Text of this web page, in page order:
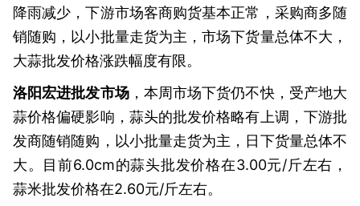
降雨减少，下游市场客商购货基本正常，采购商多随
销随购，以小批量走货为主，市场下货量总体不大，
大蒜批发价格涨跌幅度有限。
洛阳宏进批发市场，本周市场下货仍不快，受产地大
蒜价格偏硬影响，蒜头的批发价格略有上调，下游批
发商随销随购，以小批量走货为主，日下货量总体不
大。目前6.0cm的蒜头批发价格在3.00元/斤左右，
蒜米批发价格在2.60元/斤左右。